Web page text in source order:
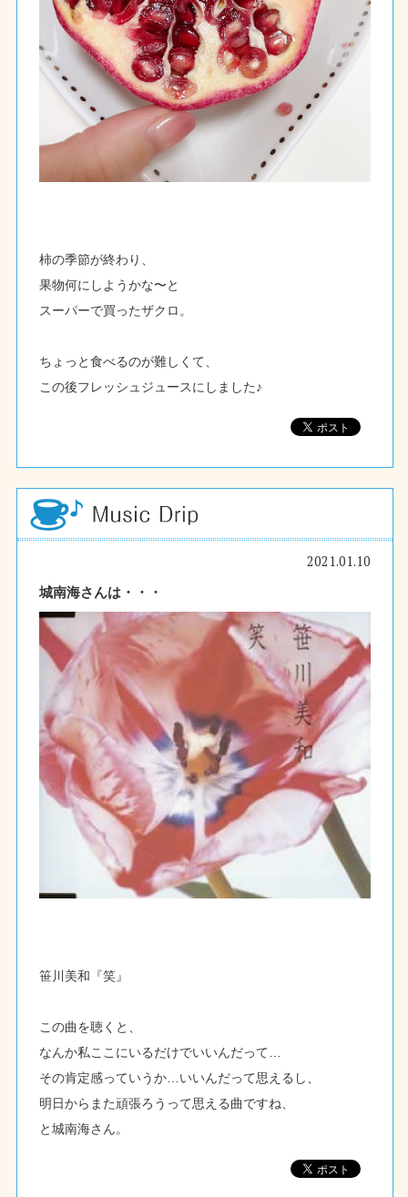
柿の季節が終わり、
果物何にしようかな〜と
スーパーで買ったザクロ。
ちょっと食べるのが難しくて、
この後フレッシュジュースにしました♪
2021.01.10
城南海さんは・・・
笹川美和『笑』
この曲を聴くと、
なんか私ここにいるだけでいいんだって…
その肯定感っていうか…いいんだって思えるし、
明日からまた頑張ろうって思える曲ですね、
と城南海さん。